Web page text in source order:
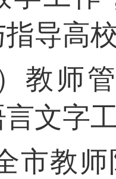
指导高
）教师
言文字
市教